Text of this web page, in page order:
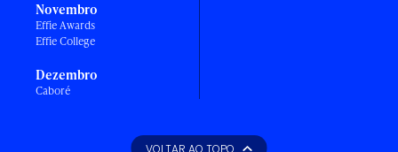
Novembro
Effie Awards
Effie College
Dezembro
Caboré